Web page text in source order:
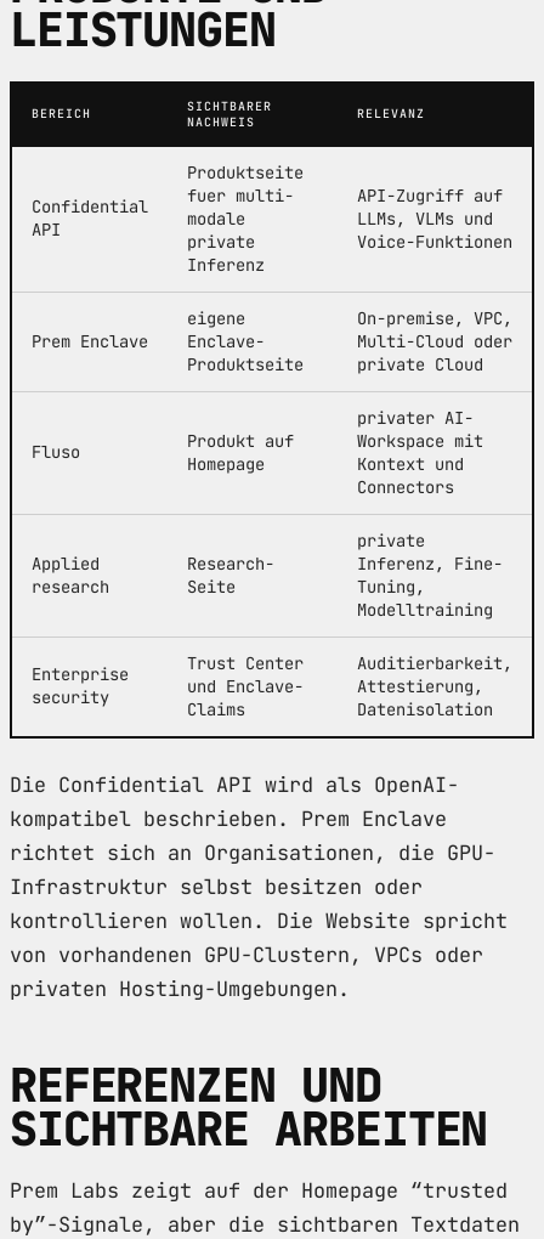
LEISTUNGEN
BEREICH
SICHTBARER
NACHWEIS
RELEVANZ
Confidential
API
Produktseite
fuer multi-
modale
private
Inferenz
API-Zugriff auf
LLMs, VLMs und
Voice-Funktionen
Prem Enclave
eigene
Enclave-
Produktseite
On-premise, VPC,
Multi-Cloud oder
private Cloud
Fluso
Produkt auf
Homepage
privater AI-
Workspace mit
Kontext und
Connectors
Applied
research
Research-
Seite
private
Inferenz, Fine-
Tuning,
Modelltraining
Enterprise
security
Trust Center
und Enclave-
Claims
Auditierbarkeit,
Attestierung,
Datenisolation
Die Confidential API wird als OpenAI-
kompatibel beschrieben. Prem Enclave
richtet sich an Organisationen, die GPU-
Infrastruktur selbst besitzen oder
kontrollieren wollen. Die Website spricht
von vorhandenen GPU-Clustern, VPCs oder
privaten Hosting-Umgebungen.
REFERENZEN UND
SICHTBARE ARBEITEN
Prem Labs zeigt auf der Homepage “trusted
by”-Signale, aber die sichtbaren Textdaten